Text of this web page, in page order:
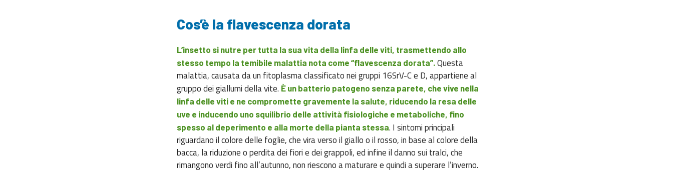
Cos’è la flavescenza dorata
L’insetto si nutre per tutta la sua vita della linfa delle viti, trasmettendo allo
stesso tempo la temibile malattia nota come “flavescenza dorata”.Questa
malattia, causata da un fitoplasma classificato nei gruppi 16SrV-C e D, appartiene al
gruppo dei giallumi della vite. È un batterio patogeno senza parete, che vive nella
linfa delle viti e ne compromette gravemente la salute, riducendo la resa delle
uve e inducendo uno squilibrio delle attività fisiologiche e metaboliche, fino
spesso al deperimento e alla morte della pianta stessa. I sintomi principali
riguardano il colore delle foglie, che vira verso il giallo o il rosso, in base al colore della
bacca, la riduzione o perdita dei fiori e dei grappoli, ed infine il danno sui tralci, che
rimangono verdi fino all’autunno, non riescono a maturare e quindi a superare l’inverno.